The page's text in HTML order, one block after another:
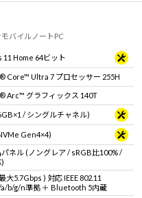
バイルノートPC
Home 64ビット
Core™ Ultra 7 プロセッサー 255H
Arc™ グラフィックス 140T
/ シングルチャネル)
Gen4×4)
/ sRGB比100% /
大5.7Gbps ) 対応 IEEE 802.11
b/g/n準拠 ＋ Bluetooth 5内蔵